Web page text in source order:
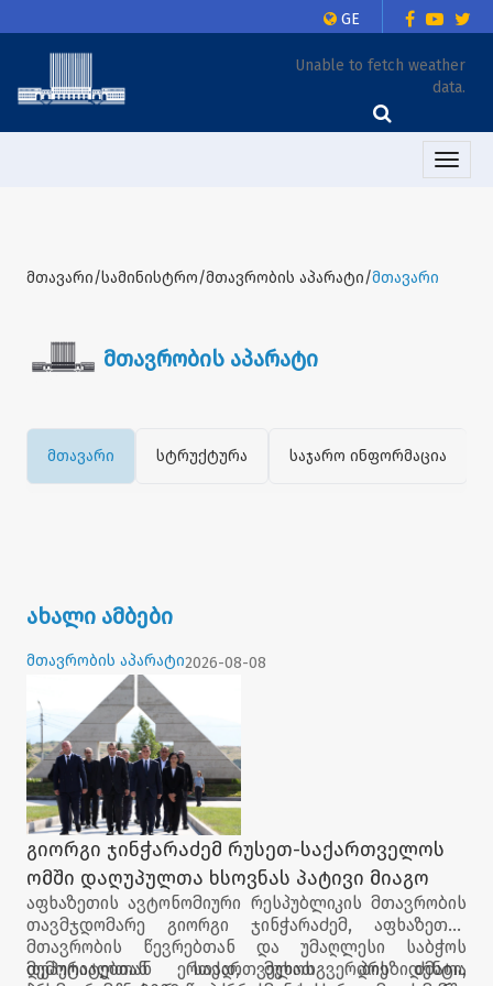
GE
Unable to fetch weather
data.
Toggle
მთავარი/სამინისტრო/მთავრობის აპარატი/მთავარი
მთავრობის აპარატი
მთავარი სტრუქტურა საჯარო ინფორმაცია
ახალი ამბები
მთავრობის აპარატი2026-08-08
გიორგი ჯინჭარაძემ რუსეთ-საქართველოს
ომში დაღუპულთა ხსოვნას პატივი მიაგო
აფხაზეთის ავტონომიური რესპუბლიკის მთავრობის
თავმჯდომარე გიორგი ჯინჭარაძემ, აფხაზეთის
მთავრობის წევრებთან და უმაღლესი საბჭოს
დეპუტატებთან ერთად, მუხათგვერდის ძმათა
მემორიალთან საქართველოს პრეზიდენტი,